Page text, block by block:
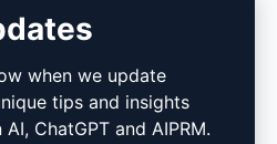
HERUNTERLADEN
Wie installieren?
Google Chrome
when we update
tips and insights
ChatGPT and AIPRM.